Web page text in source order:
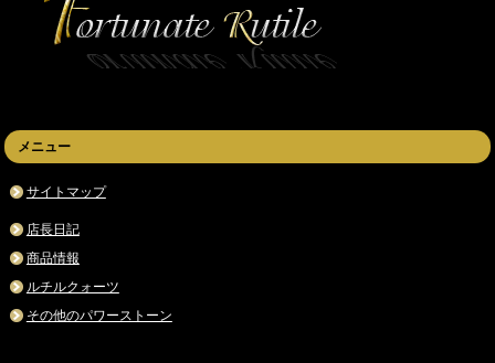
メニュー
サイトマップ
店長日記
商品情報
ルチルクォーツ
その他のパワーストーン